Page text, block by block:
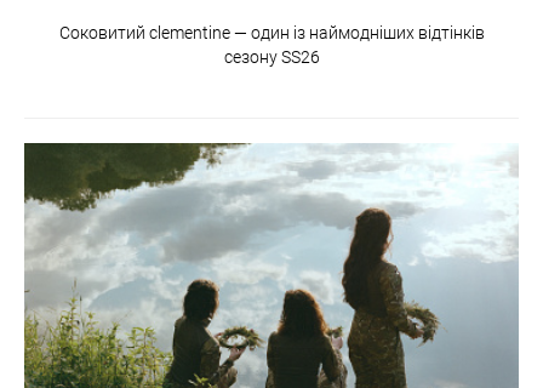
Соковитий clementine — один із наймодніших відтінків
сезону SS26